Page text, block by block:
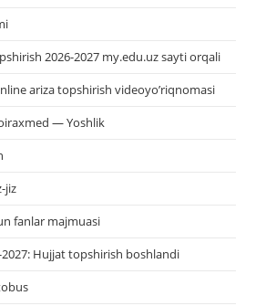
2026-2027 my.edu.uz sayti orqali
ariza topshirish videoyo’riqnomasi
— Yoshlik
jiz
fanlar majmuasi
Hujjat topshirish boshlandi